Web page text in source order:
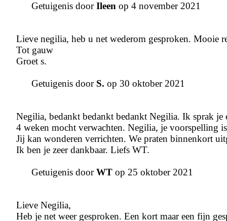
Getuigenis doorIleen op 4 november 2021
Lieve negilia, heb u net wederom gesproken. Mooie
Tot gauw
Groet s.
Getuigenis door S. op 30 oktober 2021
Negilia, bedankt bedankt bedankt Negilia. Ik sprak je
4 weken mocht verwachten. Negilia, je voorspelling
Jij kan wonderen verrichten. We praten binnenkort
Ik ben je zeer dankbaar. Liefs WT.
Getuigenis doorWT op 25 oktober 2021
Lieve Negilia,
Heb je net weer gesproken. Een kort maar een fijn